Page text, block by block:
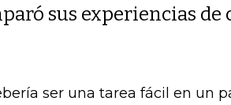
sus experiencias de
ser una tarea fácil en un